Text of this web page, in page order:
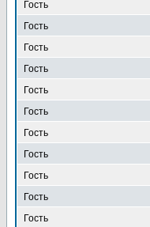
Гость
Гость
Гость
Гость
Гость
Гость
Гость
Гость
Гость
Гость
Гость